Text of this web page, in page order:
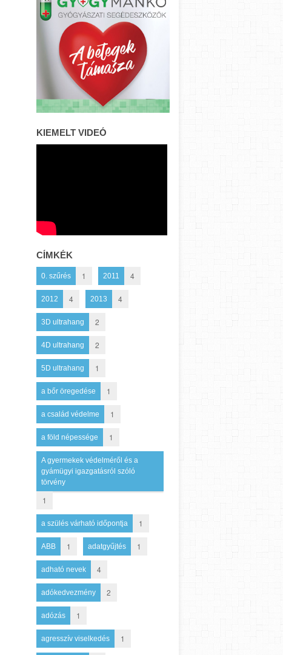
KIEMELT VIDEÓ
CÍMKÉK
0. szűrés 1 2011 4
2012 4 2013 4
3D ultrahang 2
4D ultrahang 2
5D ultrahang 1
a bőr öregedése 1
a család védelme 1
a föld népessége 1
A gyermekek védelméről és a
gyámügyi igazgatásról szóló
törvény
1
a szülés várható időpontja 1
ABB 1 adatgyűjtés 1
adható nevek 4
adókedvezmény 2
adózás 1
agresszív viselkedés 1